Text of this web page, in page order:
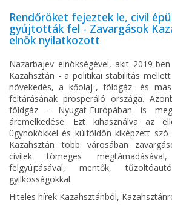
Rendőröket fejeztek le, civil
gyújtották fel - Zavargások
elnök nyilatkozott
Nazarbajev elnökségével, akit 2019-
Kazahsztán - a politikai stabilitás
növekedés, a kőolaj-, földgáz- és más
feltárásának prosperáló országa.
földgáz - Nyugat-Európában is
áremelkedése. Ezt kihasználva az
ügynökökkel és külföldön kiképzett
Kazahsztán több városában
civilek tömeges
felgyújtásával, mentők,
gyilkosságokkal.
Hiteles hírek Kazahsztánból,